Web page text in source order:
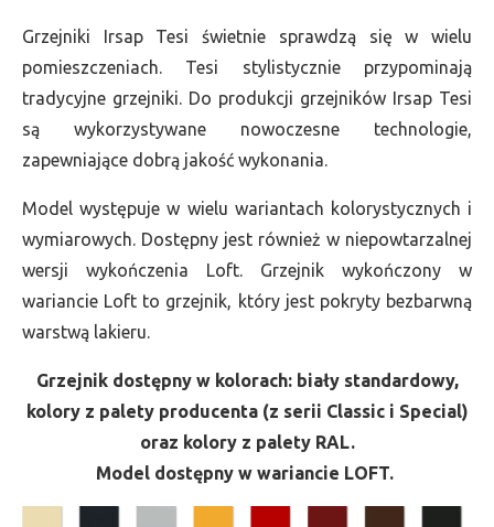
Grzejniki Irsap Tesi świetnie sprawdzą się w wielu
pomieszczeniach. Tesi stylistycznie przypominają
tradycyjne grzejniki. Do produkcji grzejników Irsap Tesi
są wykorzystywane nowoczesne technologie,
zapewniające dobrą jakość wykonania.
Model występuje w wielu wariantach kolorystycznych i
wymiarowych. Dostępny jest również w niepowtarzalnej
wersji wykończenia Loft. Grzejnik wykończony w
wariancie Loft to grzejnik, który jest pokryty bezbarwną
warstwą lakieru.
Grzejnik dostępny w kolorach: biały standardowy,
kolory z palety producenta (z serii Classic i Special)
oraz kolory z palety RAL.
Model dostępny w wariancie LOFT.